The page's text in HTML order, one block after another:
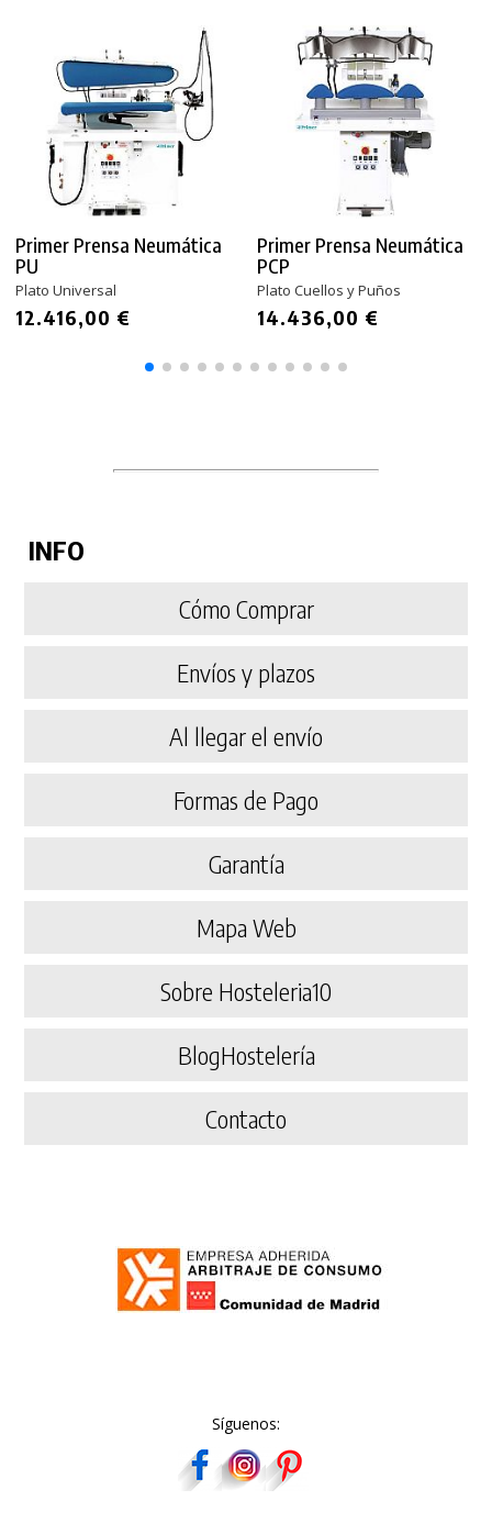
Primer Prensa Neumática
PU
Plato Universal
12.416,00 €
Primer Prensa Neumática
PCP
Plato Cuellos y Puños
14.436,00 €
INFO
Cómo Comprar
Envíos y plazos
Al llegar el envío
Formas de Pago
Garantía
Mapa Web
Sobre Hosteleria10
BlogHostelería
Contacto
Síguenos: